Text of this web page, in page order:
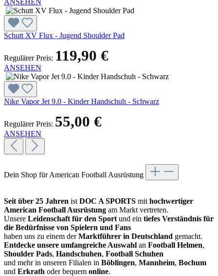
ANSEHEN
Schutt XV Flux - Jugend Shoulder Pad
Regulärer Preis: 119,90 €
ANSEHEN
Nike Vapor Jet 9.0 - Kinder Handschuh - Schwarz
Regulärer Preis: 55,00 €
ANSEHEN
Dein Shop für American Football Ausrüstung
Seit über 25 Jahren ist DOC A SPORTS mit hochwertiger
American Football Ausrüstung am Markt vertreten.
Unsere Leidenschaft für den Sport und ein tiefes Verständnis für
die Bedürfnisse von Spielern und Fans
haben uns zu einem derMarktführer in Deutschland gemacht.
Entdecke unsere umfangreiche Auswahl an Football Helmen,
Shoulder Pads, Handschuhen, Football Schuhen
und mehr in unseren Filialen in Böblingen, Mannheim, Bochum
und Erkrath oder bequem online.